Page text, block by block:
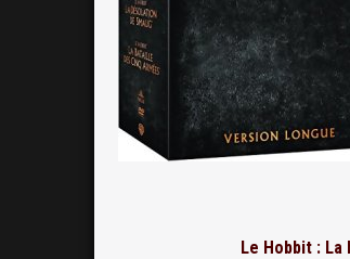
Le Hobbit :